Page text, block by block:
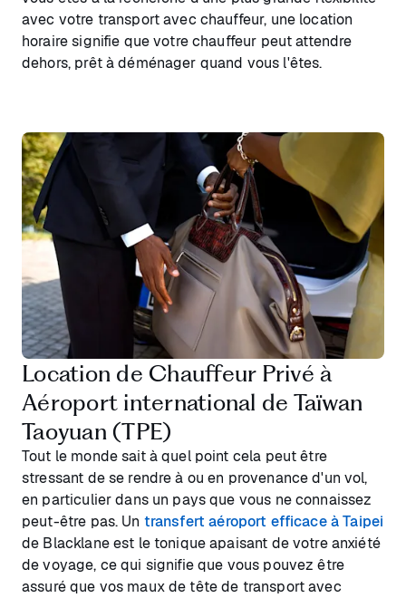
avec votre transport avec chauffeur, une location
horaire signifie que votre chauffeur peut attendre
dehors, prêt à déménager quand vous l'êtes.
Location de Chauffeur Privé à
Aéroport international de Taïwan
Taoyuan (TPE)
Tout le monde sait à quel point cela peut être
stressant de se rendre à ou en provenance d'un vol,
en particulier dans un pays que vous ne connaissez
peut-être pas. Un transfert aéroport efficace à Taipei
de Blacklane est le tonique apaisant de votre anxiété
de voyage, ce qui signifie que vous pouvez être
assuré que vos maux de tête de transport avec